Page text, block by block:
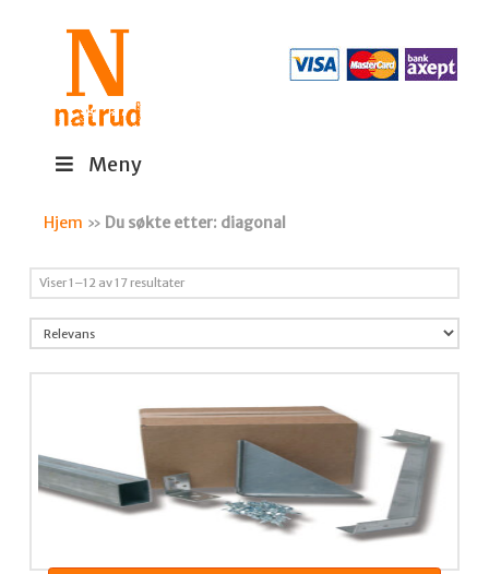
Meny
Hjem » Du søkte etter: diagonal
Viser 1–12 av 17 resultaterSortert